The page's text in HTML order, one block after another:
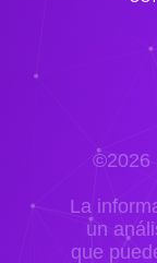
©2026
La
un
que